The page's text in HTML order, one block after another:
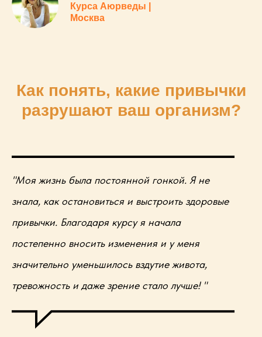
Курса Аюрведы |
Москва
Как понять, какие привычки
разрушают ваш организм?
"Моя жизнь была постоянной гонкой. Я не
знала, как остановиться и выстроить здоровые
привычки. Благодаря курсу я начала
постепенно вносить изменения и у меня
значительно уменьшилось вздутие живота,
тревожность и даже зрение стало лучше! "